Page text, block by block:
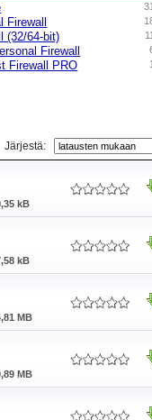
Firewall
(32/64-bit)
Firewall
Firewall PRO
Järjestä:
kB
kB
MB
MB